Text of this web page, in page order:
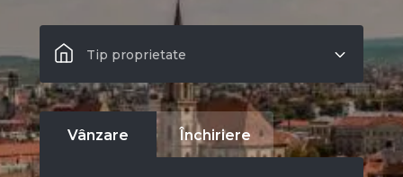
Tip proprietate
Vânzare Închiriere